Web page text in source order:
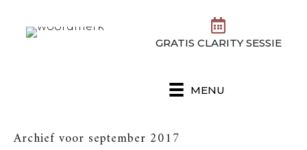
GRATIS CLARITY SESSIE
MENU
Archief voor september 2017